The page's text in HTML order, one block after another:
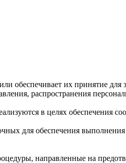
обеспечивает их принятие
распространения
в целях обеспечения
для обеспечения
направленные на